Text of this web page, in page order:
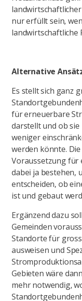
nur erfüllt sein,
landwirtschaftliche
Alternative
Es stellt sich ganz
für erneuerbare
darstellt und ob
weniger
werden könnte.
Voraussetzung für
dabei ja bestehen,
entscheiden, ob
ist und gebaut
Ergänzend dazu
Gemeinden
Standorte für
ausweisen und
Gebieten wäre
mehr notwendig,